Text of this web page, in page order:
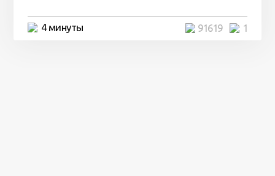
4 минуты 1
91619